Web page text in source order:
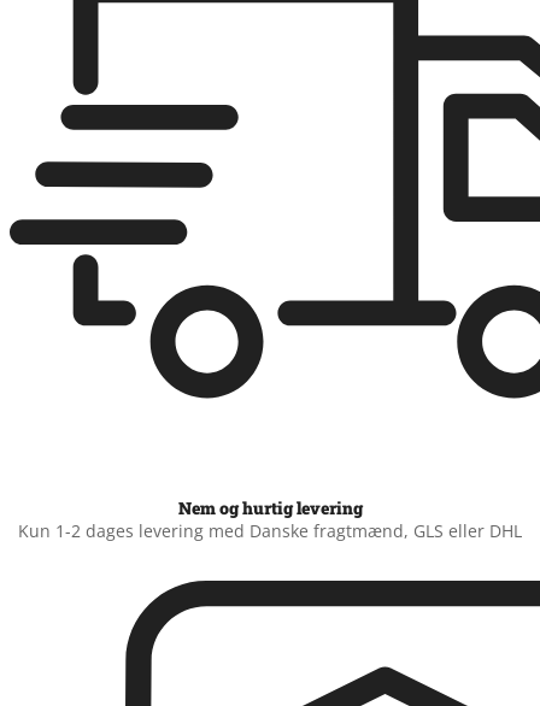
Nem og hurtig levering
Kun 1-2 dages levering med Danske fragtmænd, GLS eller DHL